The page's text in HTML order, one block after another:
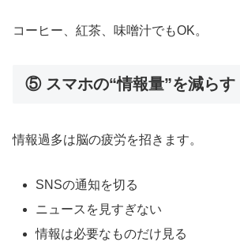
コーヒー、紅茶、味噌汁でもOK。
⑤ スマホの“情報量”を減らす
情報過多は脳の疲労を招きます。
SNSの通知を切る
ニュースを見すぎない
情報は必要なものだけ見る